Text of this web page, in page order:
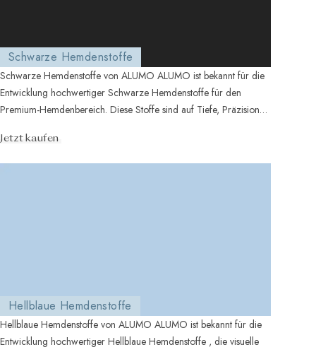
Schwarze Hemdenstoffe
Schwarze Hemdenstoffe von ALUMO ALUMO ist bekannt für die
Entwicklung hochwertiger Schwarze Hemdenstoffe für den
Premium-Hemdenbereich. Diese Stoffe sind auf Tiefe, Präzision
Jetzt kaufen
Hellblaue Hemdenstoffe
Hellblaue Hemdenstoffe von ALUMO ALUMO ist bekannt für die
Entwicklung hochwertiger Hellblaue Hemdenstoffe , die visuelle